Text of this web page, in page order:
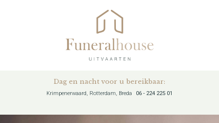
Dag en nacht voor u bereikbaar:
Krimpenerwaard, Rotterdam, Breda 06 - 224 225 01